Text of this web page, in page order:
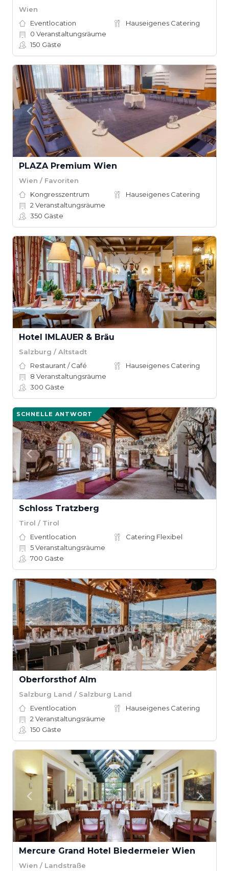
Wien
Eventlocation
Hauseigenes Catering
0 Veranstaltungsräume
150 Gäste
PLAZA Premium Wien
Wien / Favoriten
Kongresszentrum
Hauseigenes Catering
2 Veranstaltungsräume
350 Gäste
Hotel IMLAUER & Bräu
Salzburg / Altstadt
Restaurant / Café
Hauseigenes Catering
8 Veranstaltungsräume
300 Gäste
SCHNELLE ANTWORT
Schloss Tratzberg
Tirol / Tirol
Eventlocation
Catering Flexibel
5Veranstaltungsräume
700 Gäste
Oberforsthof Alm
Salzburg Land / Salzburg Land
Eventlocation
Hauseigenes Catering
2 Veranstaltungsräume
150 Gäste
Mercure Grand Hotel Biedermeier Wien
Wien / Landstraße